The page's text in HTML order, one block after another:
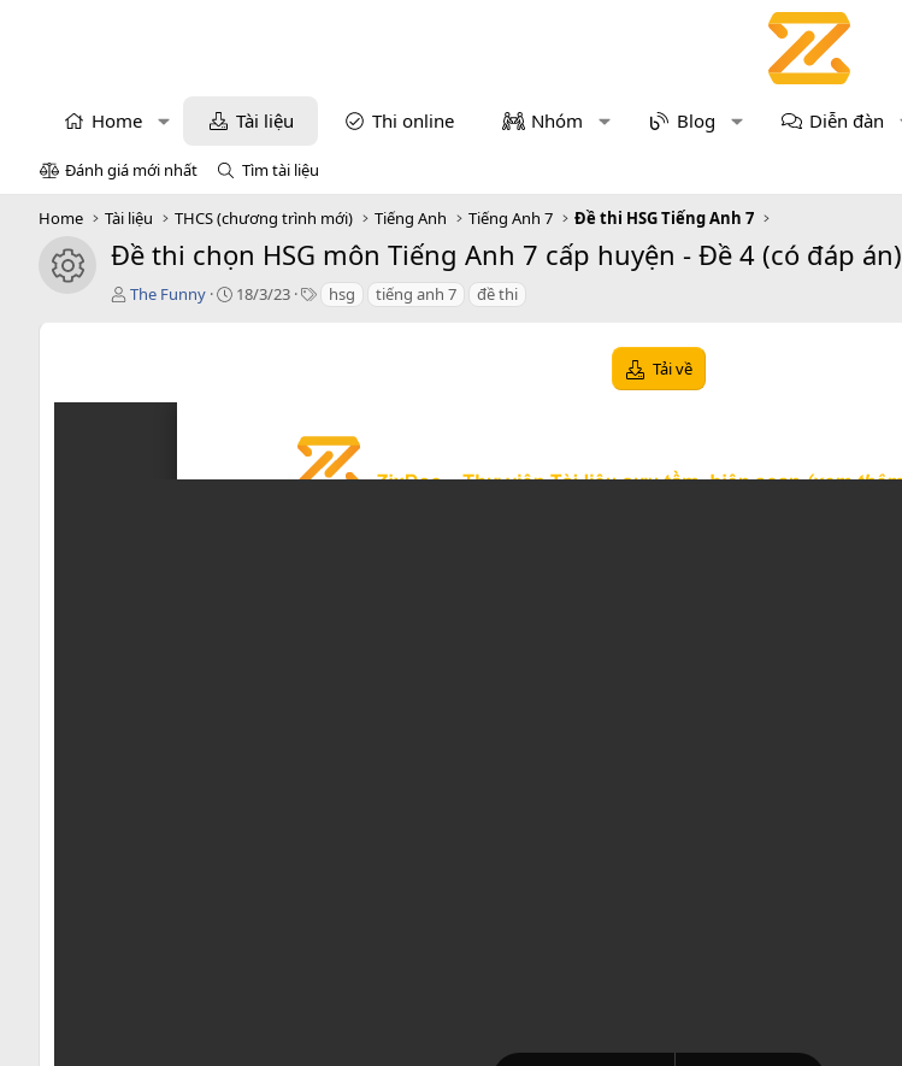
Home Tài liệu Thi online Nhóm Blog Diễn đàn
Đánh giá mới nhất Tìm tài liệu
Home Tài liệu THCS (chương trình mới) Tiếng Anh Tiếng Anh 7 Đề thi HSG Tiếng Anh 7
icon tài liệu
Đề thi chọn HSG môn Tiếng Anh 7 cấp huyện - Đề 4 (có đáp án)
T
ả
The Funny
C18/3/23
T hsg tiếng anh 7 đề thi
Tải về